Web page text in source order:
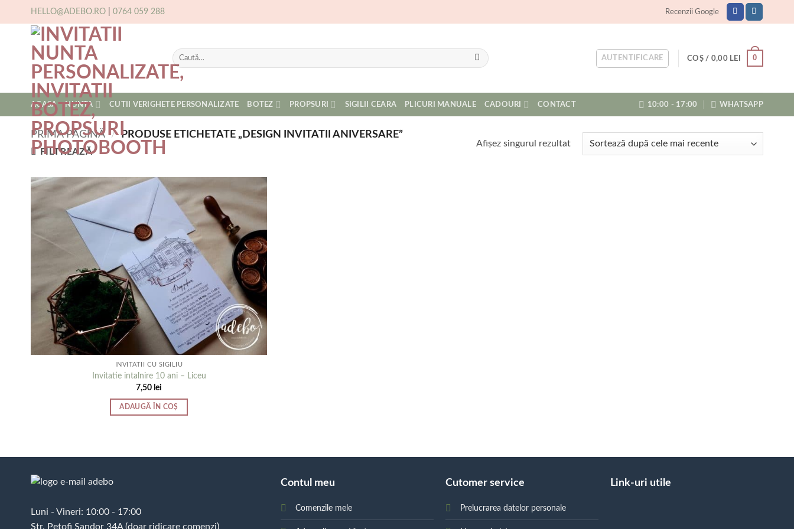
content
HELLO@ADEBO.RO 0764 059 288 Recenzii Google
Caută
după:
AUTENTIFICARE COȘ / 0,00 LEI 0
ACASA NUNTA CUTII VERIGHETE PERSONALIZATE BOTEZ PROPSURI SIGILII CEARA PLICURI MANUALE CADOURI CONTACT 10:00 - 17:00 WHATSAPP
PRIMA PAGINĂ / PRODUSE ETICHETATE „DESIGN INVITATII ANIVERSARE”
FILTREAZĂ
Afișez singurul rezultat
INVITATII CU SIGILIU
Invitatie intalnire 10 ani – Liceu
7,50 lei
ADAUGĂ ÎN COȘ
Luni - Vineri: 10:00 - 17:00
Str. Petofi Sandor 34A (doar ridicare comenzi)
Contul meu
Comenzile mele
Cutomer service
Prelucrarea datelor personale
Link-uri utile